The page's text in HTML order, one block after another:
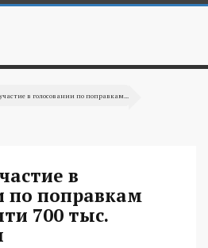
в голосовании по поправкам...
в
по поправкам
700 тыс.